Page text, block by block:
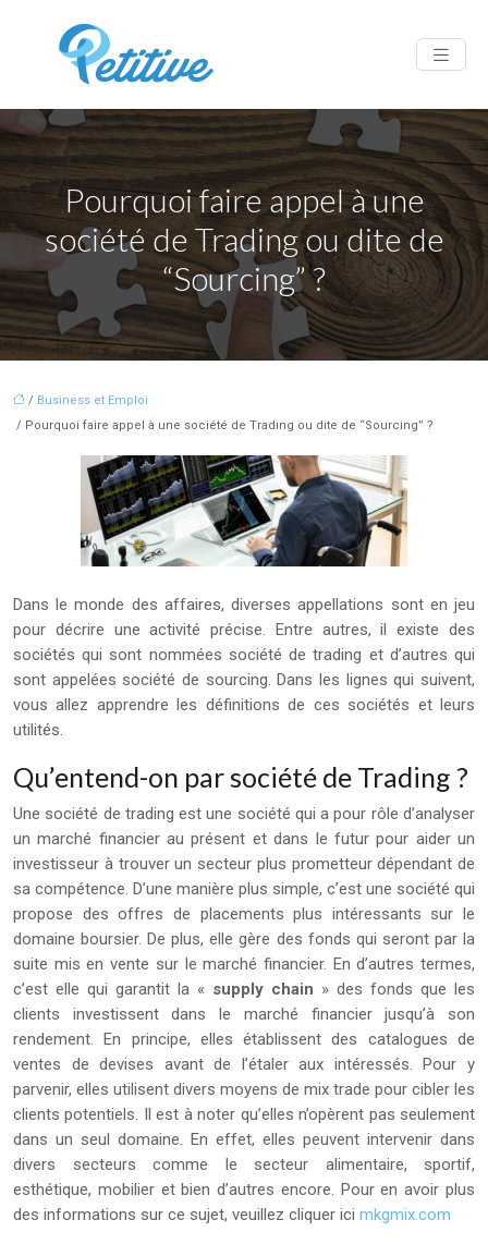
Pourquoi faire appel à une
société de Trading ou dite de
“Sourcing” ?
/ Business et Emploi
/ Pourquoi faire appel à une société de Trading ou dite de “Sourcing” ?
Dans le monde des affaires, diverses appellations sont en jeu
pour décrire une activité précise. Entre autres, il existe des
sociétés qui sont nommées société de trading et d’autres qui
sont appelées société de sourcing. Dans les lignes qui suivent,
vous allez apprendre les définitions de ces sociétés et leurs
utilités.
Qu’entend-on par société de Trading ?
Une société de trading est une société qui a pour rôle d’analyser
un marché financier au présent et dans le futur pour aider un
investisseur à trouver un secteur plus prometteur dépendant de
sa compétence. D’une manière plus simple, c’est une société qui
propose des offres de placements plus intéressants sur le
domaine boursier. De plus, elle gère des fonds qui seront par la
suite mis en vente sur le marché financier. En d’autres termes,
c’est elle qui garantit la « supply chain » des fonds que les
clients investissent dans le marché financier jusqu’à son
rendement. En principe, elles établissent des catalogues de
ventes de devises avant de l’étaler aux intéressés. Pour y
parvenir, elles utilisent divers moyens de mix trade pour cibler les
clients potentiels. Il est à noter qu’elles n’opèrent pas seulement
dans un seul domaine. En effet, elles peuvent intervenir dans
divers secteurs comme le secteur alimentaire, sportif,
esthétique, mobilier et bien d’autres encore. Pour en avoir plus
des informations sur ce sujet, veuillez cliquer ici mkgmix.com